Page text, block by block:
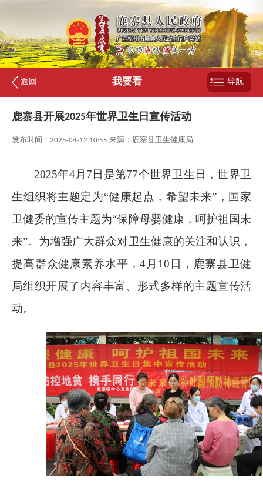
返回 我要看 导航
鹿寨县开展2025年世界卫生日宣传活动
发布时间：2025-04-12 10:55 来源：鹿寨县卫生健康局
2025年4月 7 日是第77个世界卫生日，世界卫
生组织将主题定为“健康起点，希望未来”，国家
卫健委的宣传主题为“保障母婴健康，呵护祖国未
来”。为增强广大群众对卫生健康的关注和认识，
提高群众健康素养水平，4月 10 日，鹿寨县卫健
局组织开展了内容丰富、形式多样的主题宣传活
动。